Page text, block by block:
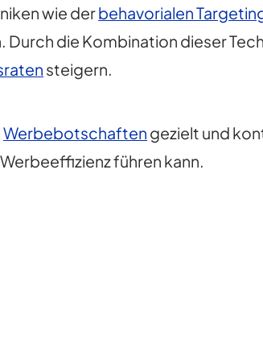
wie derbehavorialen
Durch die Kombination dieser
steigern.
Werbebotschaften gezielt und
führen kann.